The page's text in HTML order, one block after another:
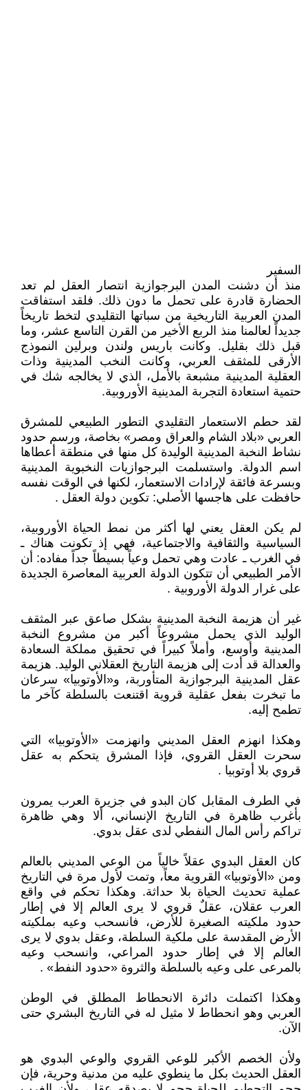
السفير
منذ أن دشنت المدن البرجوازية انتصار العقل لم تعد
الحضارة قادرة على تحمل ما دون ذلك. فلقد استفاقت
المدن العربية التاريخية من سباتها التقليدي لتخط تاريخاً
جديداً لعالمنا منذ الربع الأخير من القرن التاسع عشر، وما
قبل ذلك بقليل. وكانت باريس ولندن وبرلين النموذج
الأرقى للمثقف العربي، وكانت النخب المدينية وذات
العقلية المدينية مشبعة بالأمل، الذي لا يخالجه شك في
حتمية استعادة التجربة المدينية الأوروبية.
لقد حطم الاستعمار التقليدي التطور الطبيعي للمشرق
العربي «بلاد الشام والعراق ومصر» بخاصة، ورسم حدود
نشاط النخبة المدينية الوليدة كل منها في منطقة أعطاها
اسم الدولة. واستسلمت البرجوازيات النخبوية المدينية
وبسرعة فائقة لإرادات الاستعمار، لكنها في الوقت نفسه
حافظت على هاجسها الأصلي: تكوين دولة العقل .
لم يكن العقل يعني لها أكثر من نمط الحياة الأوروبية،
السياسية والثقافية والاجتماعية، فهي إذ تكونت هناك ـ
في الغرب ـ عادت وهي تحمل وعياً بسيطاً جداً مفاده: أن
الأمر الطبيعي أن تتكون الدولة العربية المعاصرة الجديدة
على غرار الدولة الأوروبية .
غير أن هزيمة النخبة المدينية بشكل صاعق عبر المثقف
الوليد الذي يحمل مشروعاً أكبر من مشروع النخبة
المدينية وأوسع، وأملاً كبيراً في تحقيق مملكة السعادة
والعدالة قد أدت إلى هزيمة التاريخ العقلاني الوليد. هزيمة
عقل المدينية البرجوازية المتأوربة، و«الأوتوبيا» سرعان
ما تبخرت بفعل عقلية قروية اقتنعت بالسلطة كآخر ما
تطمح إليه.
وهكذا انهزم العقل المديني وانهزمت «الأوتوبيا» التي
سحرت العقل القروي، فإذا المشرق يتحكم به عقل
قروي بلا أوتوبيا .
في الطرف المقابل كان البدو في جزيرة العرب يمرون
بأغرب ظاهرة في التاريخ الإنساني، ألا وهي ظاهرة
تراكم رأس المال النفطي لدى عقل بدوي.
كان العقل البدوي عقلاً خالياً من الوعي المديني بالعالم
ومن «الأوتوبيا» القروية معاً، وتمت لأول مرة في التاريخ
عملية تحديث الحياة بلا حداثة. وهكذا تحكم في واقع
العرب عقلان، عقلٌ قروي لا يرى العالم إلا في إطار
حدود ملكيته الصغيرة للأرض، فانسحب وعيه بملكيته
الأرض المقدسة على ملكية السلطة، وعقل بدوي لا يرى
العالم إلا في إطار حدود المراعي، وانسحب وعيه
بالمرعى على وعيه بالسلطة والثروة «حدود النفط» .
وهكذا اكتملت دائرة الانحطاط المطلق في الوطن
العربي وهو انحطاط لا مثيل له في التاريخ البشري حتى
الآن.
ولأن الخصم الأكبر للوعي القروي والوعي البدوي هو
العقل الحديث بكل ما ينطوي عليه من مدنية وحرية، فإن